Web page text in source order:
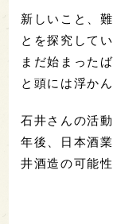
新しいこと、
とを探究して
まだ始まった
と頭には浮か
石井さんの活
年後、日本酒
井酒造の可能